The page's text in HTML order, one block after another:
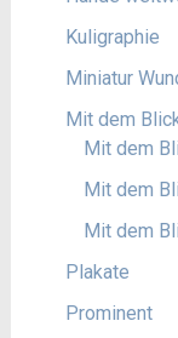
Kuligraphie
Miniatur
Mit dem Blick
Mit dem
Mit dem
Mit dem
Plakate
Prominent